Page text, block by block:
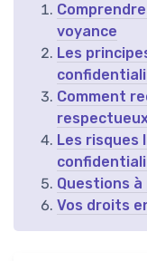
voyance
Les
Comment
Les risques
Questions
Vos droits